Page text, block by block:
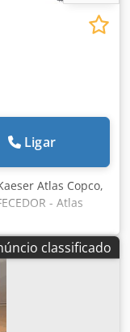
Ligar
Atlas Copco,
- Atlas
- KAESER todos
classificado